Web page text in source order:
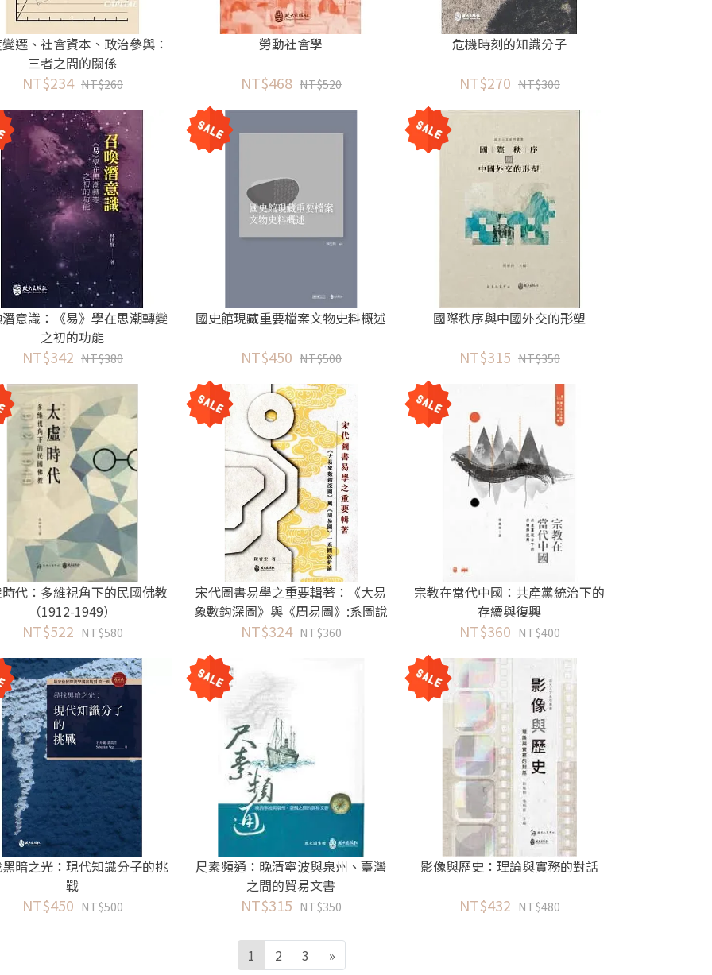
遷、社會資本、政治參與：
三者之間的關係
NT$234 NT$260
勞動社會學
NT$468 NT$520
危機時刻的知識分子
NT$270 NT$300
意識：《易》學在思潮轉變
之初的功能
NT$342 NT$380
國史館現藏重要檔案文物史料概述
NT$450 NT$500
國際秩序與中國外交的形塑
NT$315 NT$350
代：多維視角下的民國佛教
（1912-1949）
NT$522 NT$580
宋代圖書易學之重要輯著：《大易
象數鈎深圖》與《周易圖》:系圖說
析論
NT$324 NT$360
宗教在當代中國：共產黨統治下的
存續與復興
NT$360 NT$400
暗之光：現代知識分子的挑
戰
NT$450 NT$500
尺素頻通：晚清寧波與泉州、臺灣
之間的貿易文書
NT$315 NT$350
影像與歷史：理論與實務的對話
NT$432 NT$480
1 2 3 »